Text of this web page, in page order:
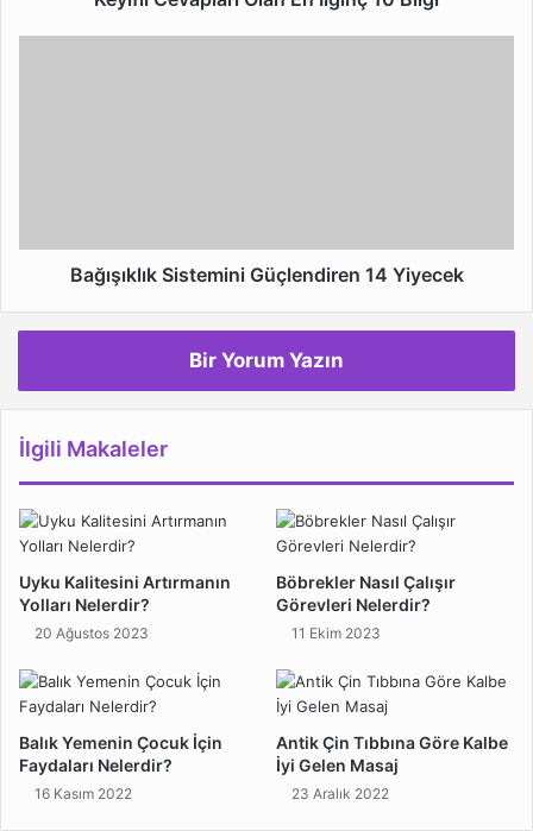
Bağışıklık Sistemini Güçlendiren 14 Yiyecek
Bir Yorum Yazın
İlgili Makaleler
Uyku Kalitesini Artırmanın
Yolları Nelerdir?
20 Ağustos 2023
Böbrekler Nasıl Çalışır
Görevleri Nelerdir?
11 Ekim 2023
Balık Yemenin Çocuk İçin
Faydaları Nelerdir?
16 Kasım 2022
Antik Çin Tıbbına Göre Kalbe
İyi Gelen Masaj
23 Aralık 2022